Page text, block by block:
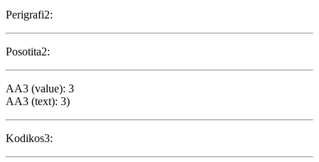
Perigrafi2:
Posotita2:
AA3 (value): 3
AA3 (text): 3)
Kodikos3: